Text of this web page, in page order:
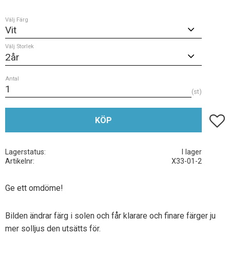
Välj Färg
Välj Storlek
Antal
st
KÖP Lägg
Lagerstatus
I lager
Artikelnr
X33-01-2
Ge ett omdöme!
Bilden ändrar färg i solen och får klarare och finare färger ju
mer solljus den utsätts för.